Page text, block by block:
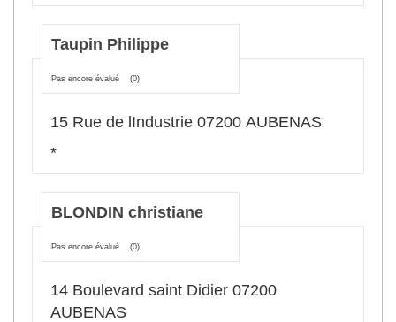
Taupin Philippe
Pas encore évalué (0)
15 Rue de lIndustrie 07200 AUBENAS
*
BLONDIN christiane
Pas encore évalué (0)
14 Boulevard saint Didier 07200
AUBENAS